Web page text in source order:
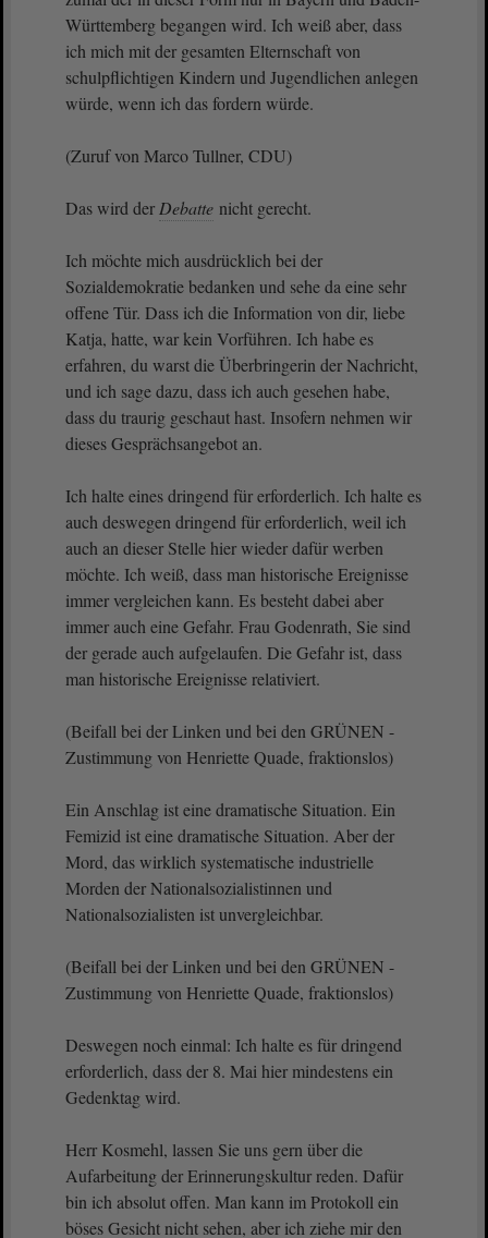
Württemberg begangen wird. Ich weiß aber, dass
ich mich mit der gesamten Elternschaft von
schulpflichtigen Kindern und Jugendlichen anlegen
würde, wenn ich das fordern würde.
(Zuruf von Marco Tullner, CDU)
Das wird der Debatte nicht gerecht.
Ich möchte mich ausdrücklich bei der
Sozialdemokratie bedanken und sehe da eine sehr
offene Tür. Dass ich die Information von dir, liebe
Katja, hatte, war kein Vorführen. Ich habe es
erfahren, du warst die Überbringerin der Nachricht,
und ich sage dazu, dass ich auch gesehen habe,
dass du traurig geschaut hast. Insofern nehmen wir
dieses Gesprächsangebot an.
Ich halte eines dringend für erforderlich. Ich halte es
auch deswegen dringend für erforderlich, weil ich
auch an dieser Stelle hier wieder dafür werben
möchte. Ich weiß, dass man historische Ereignisse
immer vergleichen kann. Es besteht dabei aber
immer auch eine Gefahr. Frau Godenrath, Sie sind
der gerade auch aufgelaufen. Die Gefahr ist, dass
man historische Ereignisse relativiert.
(Beifall bei der Linken und bei den GRÜNEN -
Zustimmung von Henriette Quade, fraktionslos)
Ein Anschlag ist eine dramatische Situation. Ein
Femizid ist eine dramatische Situation. Aber der
Mord, das wirklich systematische industrielle
Morden der Nationalsozialistinnen und
Nationalsozialisten ist unvergleichbar.
(Beifall bei der Linken und bei den GRÜNEN -
Zustimmung von Henriette Quade, fraktionslos)
Deswegen noch einmal: Ich halte es für dringend
erforderlich, dass der 8. Mai hier mindestens ein
Gedenktag wird.
Herr Kosmehl, lassen Sie uns gern über die
Aufarbeitung der Erinnerungskultur reden. Dafür
bin ich absolut offen. Man kann im Protokoll ein
böses Gesicht nicht sehen, aber ich ziehe mir den